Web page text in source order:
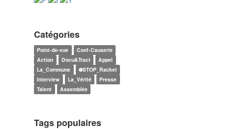
Catégories
Point-de-vue
Conf-Causerie
Action
Docu&Tract
Appel
La_Commune
⛔STOP_Racket
Interview
La_Vérité
Presse
Talent
Assemblée
Tags populaires